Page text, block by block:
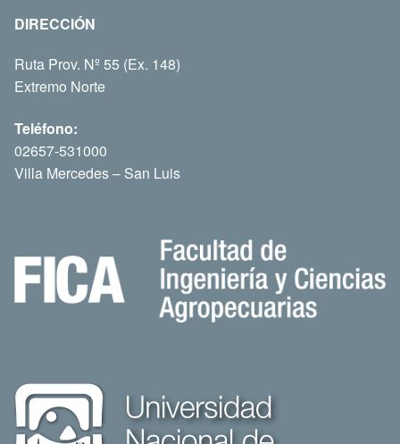
DIRECCIÓN
Ruta Prov. Nº 55 (Ex. 148)
Extremo Norte
Teléfono:
02657-531000
Villa Mercedes – San Luis